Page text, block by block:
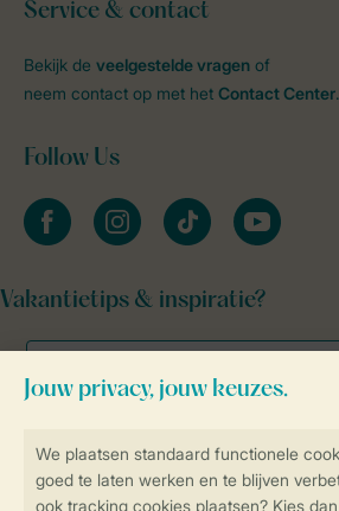
Service & contact
Bekijk de veelgestelde vragen of
neem contact op met het Contact Center.
Follow Us
facebookinstagramtiktok youtube
Vakantietips & inspiratie?